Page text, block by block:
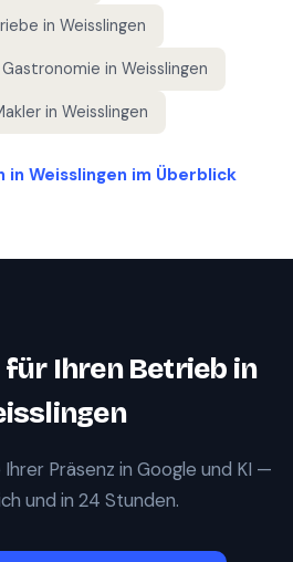
in Weisslingen
in Weisslingen
in Weisslingen
in Weisslingen im Überblick
Ihren Betrieb in
Präsenz in Google und KI —
und in 24 Stunden.